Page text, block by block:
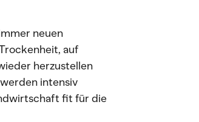
neuen
auf
herzustellen
intensiv
fit für die